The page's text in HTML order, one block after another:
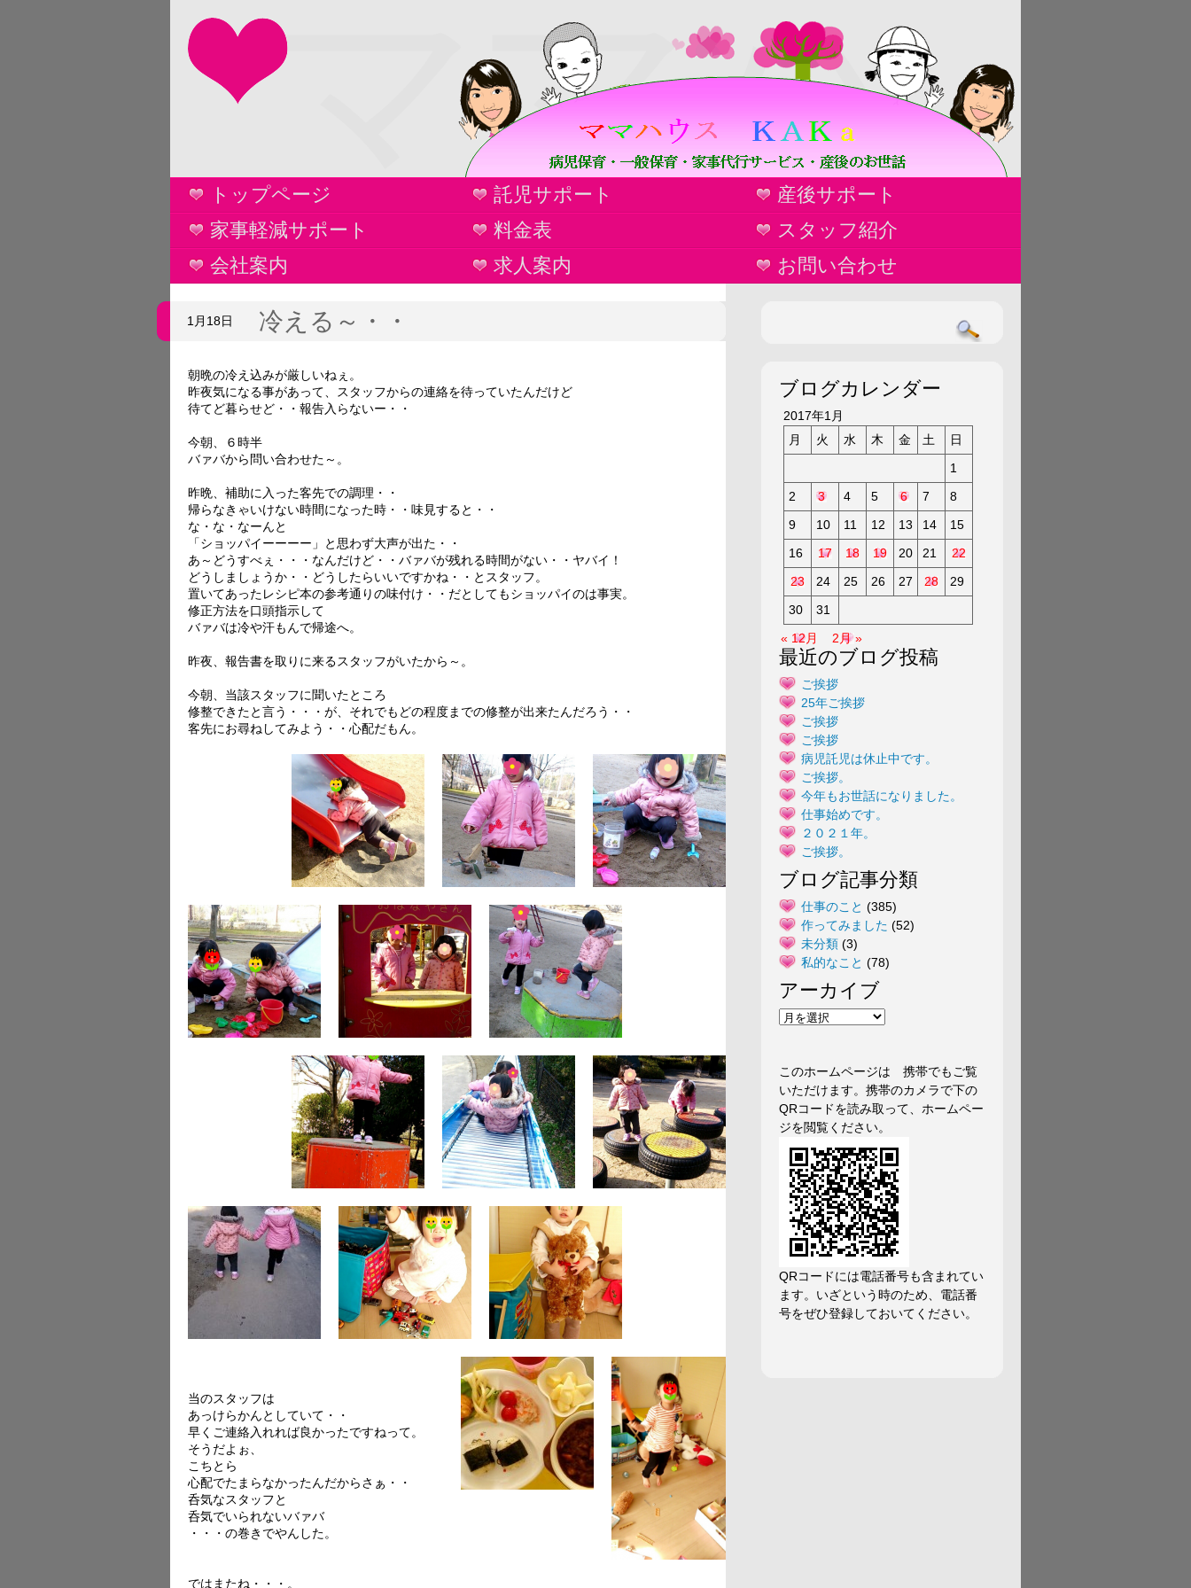
ママハ
ウス
KAKa
トップページ 託児サポート
産後サポート
家事軽減サポート
料金表
スタッフ紹介
会社案内
求人案内 お問い合わせ
冷える～・・
1月18日
朝晩の冷え込みが厳しいねぇ。
昨夜気になる事があって、スタッフからの連絡を待っていたんだけど
待てど暮らせど・・報告入らないー・・
今朝、６時半
バァバから問い合わせた～。
昨晩、補助に入った客先での調理・・
帰らなきゃいけない時間になった時・・味見すると・・
な・な・なーんと
「ショッパイーーーー」と思わず大声が出た・・
あ～どうすべぇ・・・なんだけど・・バァバが残れる時間がない・・ヤバイ！
どうしましょうか・・どうしたらいいですかね・・とスタッフ。
置いてあったレシピ本の参考通りの味付け・・だとしてもショッパイのは事実。
修正方法を口頭指示して
バァバは冷や汗もんで帰途へ。
昨夜、報告書を取りに来るスタッフがいたから～。
今朝、当該スタッフに聞いたところ
修整できたと言う・・・が、それでもどの程度までの修整が出来たんだろう・・
客先にお尋ねしてみよう・・心配だもん。
当のスタッフは
あっけらかんとしていて・・
早くご連絡入れれば良かったですねって。
そうだよぉ、
こちとら
心配でたまらなかったんだからさぁ・・
呑気なスタッフと
呑気でいられないバァバ
・・・の巻きでやんした。
ではまたね・・・。
ブログカレンダー
2017年1月
月
火 水 木 金 土
日
1
2
3 4 5 6 7
8
9
10 11 12 13 14
15
16
17 18 19 20 21
22
23
24 25 26 27 28
29
30
31
« 12月
2月 »
最近のブログ投稿
ご挨拶
25年ご挨拶
ご挨拶
ご挨拶
病児託児は休止中です。
ご挨拶。
今年もお世話になりました。
仕事始めです。
２０２１年。
ご挨拶。
ブログ記事分類
仕事のこと (385)
作ってみました (52)
未分類 (3)
私的なこと (78)
アーカイブ
ア
イ
ブ
このホームページは 携帯でもご覧
いただけます。携帯のカメラで下の
QRコードを読み取って、ホームペー
ジを閲覧ください。
QRコードには電話番号も含まれてい
ます。いざという時のため、電話番
号をぜひ登録しておいてください。